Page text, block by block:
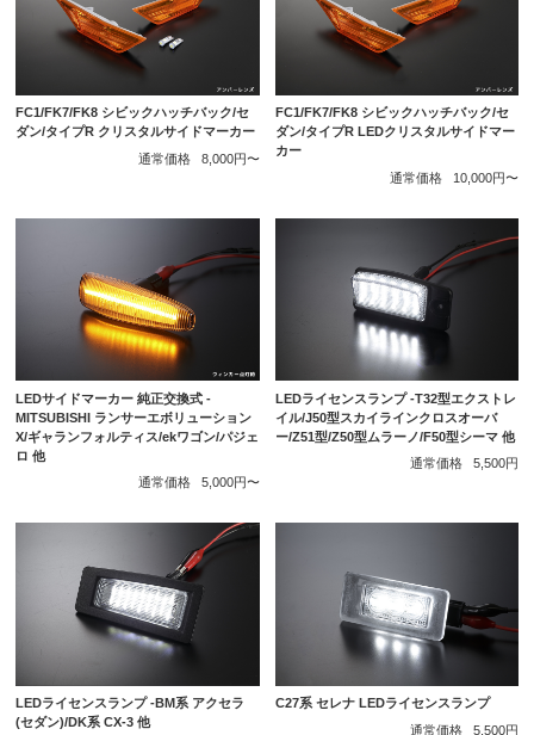
FC1/FK7/FK8 シビックハッチバック/セ
ダン/タイプR クリスタルサイドマーカー
通常価格
8,000円〜
FC1/FK7/FK8 シビックハッチバック/セ
ダン/タイプR LEDクリスタルサイドマー
カー
通常価格
10,000円〜
LEDサイドマーカー 純正交換式 -
MITSUBISHI ランサーエボリューション
X/ギャランフォルティス/ekワゴン/パジェ
ロ 他
通常価格
5,000円〜
LEDライセンスランプ -T32型エクストレ
イル/J50型スカイラインクロスオーバ
ー/Z51型/Z50型ムラーノ/F50型シーマ 他
通常価格
5,500円
LEDライセンスランプ -BM系 アクセラ
(セダン)/DK系 CX-3 他
C27系 セレナ LEDライセンスランプ
通常価格
5,500円